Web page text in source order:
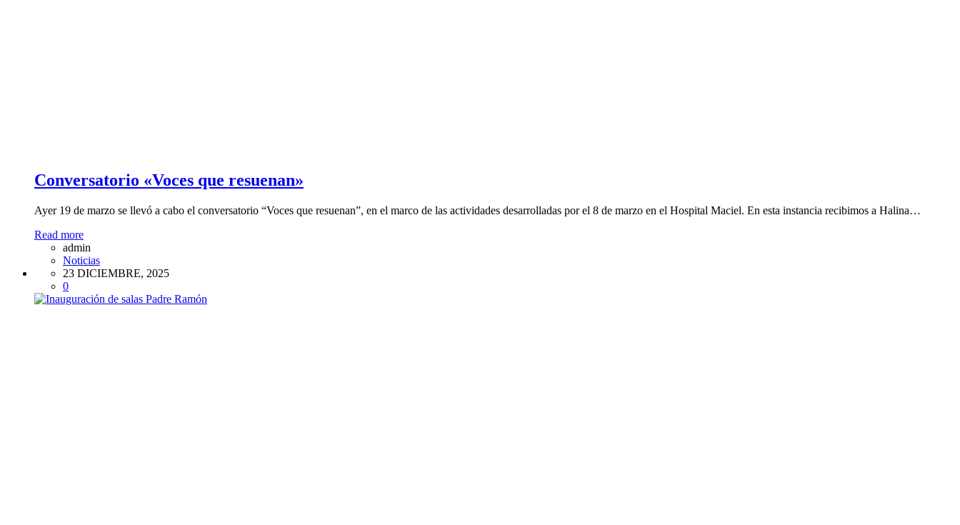
Conversatorio «Voces que resuenan»
Ayer 19 de marzo se llevó a cabo el conversatorio “Voces que resuenan”, en el marco de las actividades desarrolladas por el 8 de marzo en el Hospital Maciel. En esta instancia recibimos a Halina…
Read more
admin
Noticias
23 DICIEMBRE, 2025
0